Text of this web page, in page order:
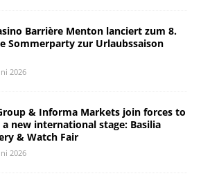
Barrière Menton lanciert zum 8.
Sommerparty zur Urlaubssaison
2026
& Informa Markets join forces to
a new international stage: Basilia
& Watch Fair
2026